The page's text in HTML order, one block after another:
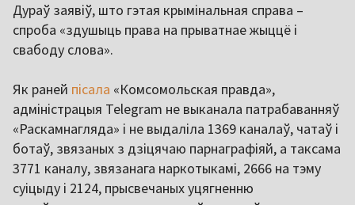
Дураў заявіў, што гэтая крымінальная справа –
спроба «здушыць права на прыватнае жыццё і
свабоду слова».
Як раней пісала «Комсомольская правда»,
адміністрацыя Telegram не выканала патрабаванняў
«Раскамнагляда» і не выдаліла 1369 каналаў, чатаў і
ботаў, звязаных з дзіцячаю парнаграфіяй, а таксама
3771 каналу, звязанага наркотыкамі, 2666 на тэму
суіцыду і 2124, прысвечаных уцягненню